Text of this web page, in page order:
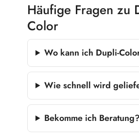
Häufige Fragen zu
Color
Wo kann ich Dupli-
Wie schnell wird
Bekomme ich Beratung?